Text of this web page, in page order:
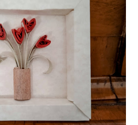
coccarde uguali e perché, diciamolo
in queste cose, le coccarde le ho
ve lo spiego. Materiali occorrenti: carta
per spille cartone pressato colla a
su stampato il n. 1 Io ho comprato la